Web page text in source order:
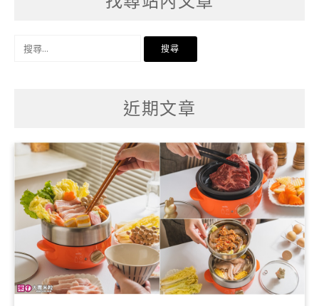
近期文章